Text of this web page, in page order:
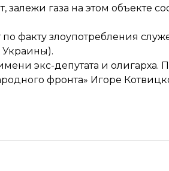
газа на этом объекте
факту злоупотребления
Украины).
экс-депутата и
фронта» Игоре